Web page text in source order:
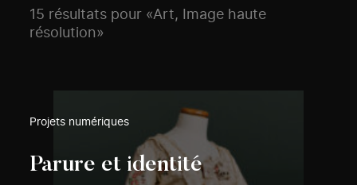
15 résultats pour «Art, Image haute
résolution»
Projets numériques
Parure et identité